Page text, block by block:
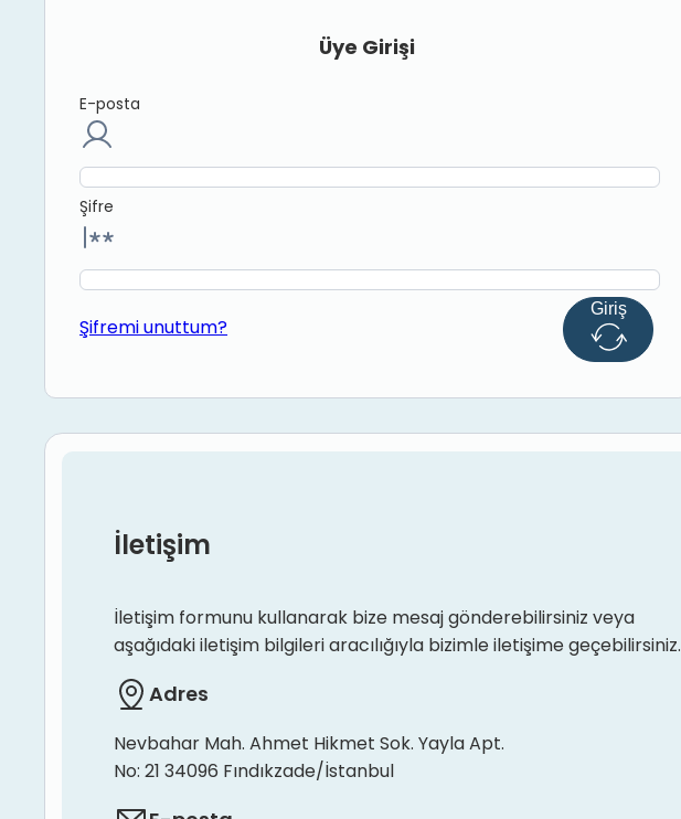
Üye Girişi
E-posta
Şifre
Şifremi unuttum?
Giriş
İletişim
İletişim formunu kullanarak bize mesaj gönderebilirsiniz veya
aşağıdaki iletişim bilgileri aracılığıyla bizimle iletişime geçebilirsiniz.
Adres
Nevbahar Mah. Ahmet Hikmet Sok. Yayla Apt.
No: 21 34096 Fındıkzade/İstanbul